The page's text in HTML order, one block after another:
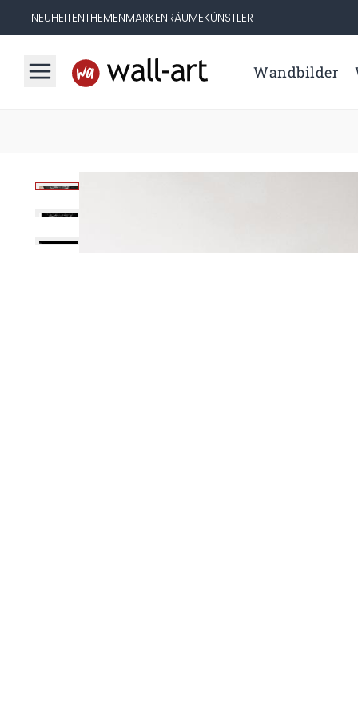
NEUHEITENTHEMENMARKENRÄUMEKÜNSTLER
Wandbilder